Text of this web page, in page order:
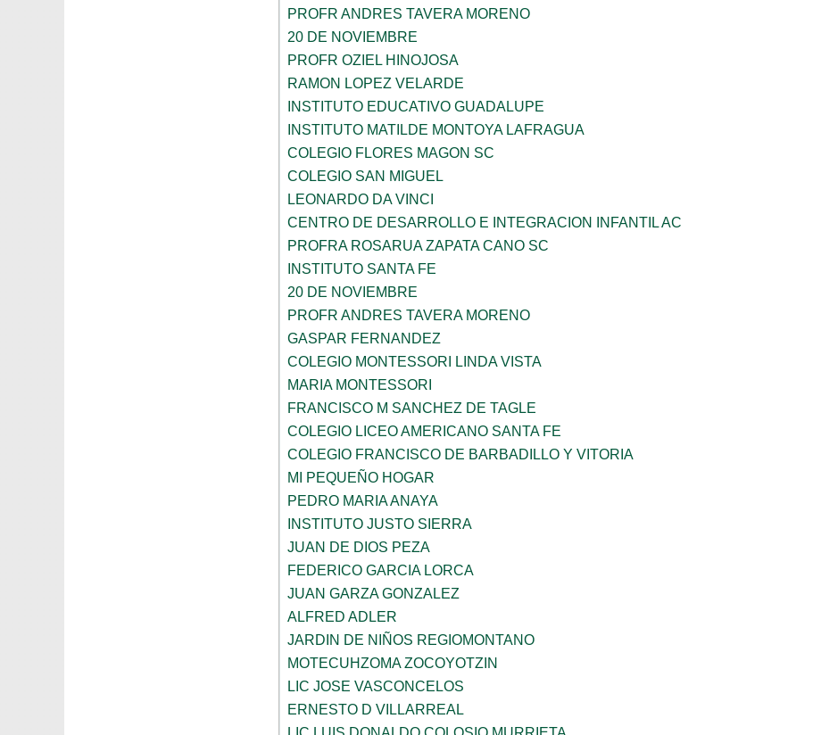
PROFR ANDRES TAVERA MORENO
20 DE NOVIEMBRE
PROFR OZIEL HINOJOSA
RAMON LOPEZ VELARDE
INSTITUTO EDUCATIVO GUADALUPE
INSTITUTO MATILDE MONTOYA LAFRAGUA
COLEGIO FLORES MAGON SC
COLEGIO SAN MIGUEL
LEONARDO DA VINCI
CENTRO DE DESARROLLO E INTEGRACION INFANTIL AC
PROFRA ROSARUA ZAPATA CANO SC
INSTITUTO SANTA FE
20 DE NOVIEMBRE
PROFR ANDRES TAVERA MORENO
GASPAR FERNANDEZ
COLEGIO MONTESSORI LINDA VISTA
MARIA MONTESSORI
FRANCISCO M SANCHEZ DE TAGLE
COLEGIO LICEO AMERICANO SANTA FE
COLEGIO FRANCISCO DE BARBADILLO Y VITORIA
MI PEQUEÑO HOGAR
PEDRO MARIA ANAYA
INSTITUTO JUSTO SIERRA
JUAN DE DIOS PEZA
FEDERICO GARCIA LORCA
JUAN GARZA GONZALEZ
ALFRED ADLER
JARDIN DE NIÑOS REGIOMONTANO
MOTECUHZOMA ZOCOYOTZIN
LIC JOSE VASCONCELOS
ERNESTO D VILLARREAL